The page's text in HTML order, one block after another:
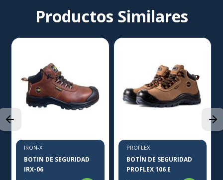
Productos Similares
IRON-X
BOTIN DE SEGURIDAD
IRX-06
PROFLEX
BOTÍN DE SEGURIDAD
PROFLEX 106 E